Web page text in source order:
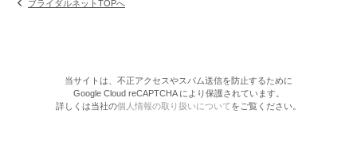
ブライダルネットTOPへ
当サイトは、不正アクセスやスパム送信を防止するために
Google Cloud reCAPTCHA により保護されています。
詳しくは当社の個人情報の取り扱いについてをご覧ください。